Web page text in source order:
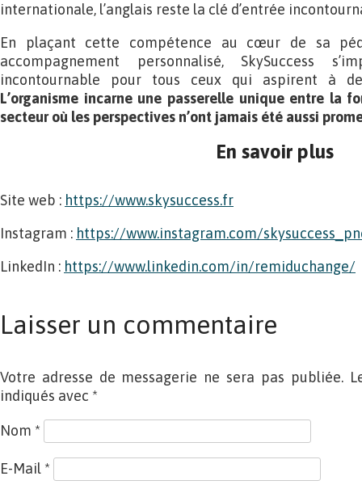
internationale, l’anglais reste la clé d’entrée
En plaçant cette compétence au cœur de sa
accompagnement personnalisé, SkySuccess
incontournable pour tous ceux qui aspirent à
L’organisme incarne une passerelle unique entre la
secteur où les perspectives n’ont jamais été aussi
En savoir plus
Site web : https://www.skysuccess.fr
Instagram : https://www.instagram.com/
LinkedIn : https://www.linkedin.com/in/remiduchange/
Laisser un commentaire
Votre adresse de messagerie ne sera pas publiée.
indiqués avec *
Nom *
E-Mail *